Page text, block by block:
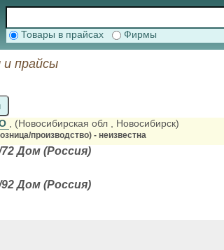
Товары в прайсах Фирмы
прайсы
, (Новосибирская обл , Новосибирск)
производство) - неизвестна
Дом (Россия)
Дом (Россия)